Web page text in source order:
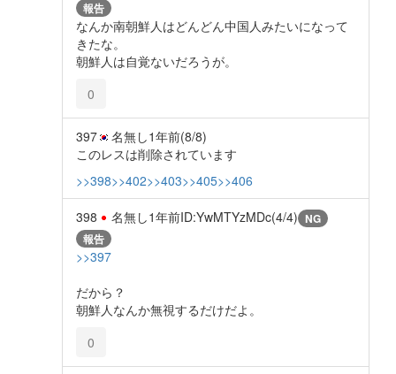
報告
なんか南朝鮮人はどんどん中国人みたいになって
きたな。
朝鮮人は自覚ないだろうが。
0
397 名無し1年前(8/8)
このレスは削除されています
>>398>>402>>403>>405>>406
398 名無し1年前ID:YwMTYzMDc(4/4) NG
報告
>>397
だから？
朝鮮人なんか無視するだけだよ。
0